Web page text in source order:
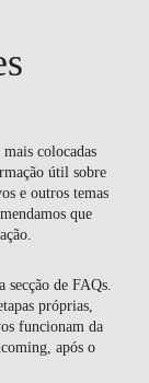
mais colocadas
útil sobre
e outros temas
que
de FAQs.
próprias,
funcionam da
, após o